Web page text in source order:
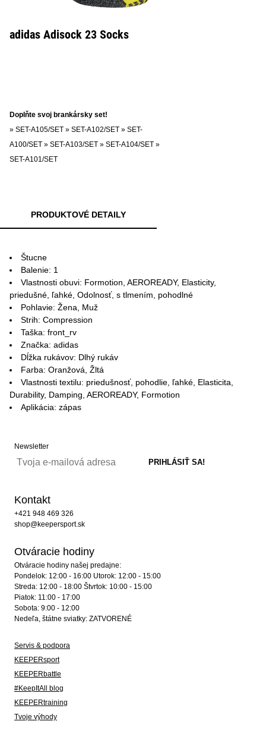
adidas Adisock 23 Socks
Doplňte svoj brankársky set!
» SET-A105/SET » SET-A102/SET » SET-
A100/SET » SET-A103/SET » SET-A104/SET »
SET-A101/SET
PRODUKTOVÉ DETAILY
Štucne
Balenie: 1
Vlastnosti obuvi: Formotion, AEROREADY, Elasticity,
priedušné, ľahké, Odolnosť, s tlmením, pohodlné
Pohlavie: Žena, Muž
Strih: Compression
Taška: front_rv
Značka: adidas
Dĺžka rukávov: Dlhý rukáv
Farba: Oranžová, Žltá
Vlastnosti textilu: priedušnosť, pohodlie, ľahké, Elasticita,
Durability, Damping, AEROREADY, Formotion
Aplikácia: zápas
Newsletter
Kontakt
+421 948 469 326
shop@keepersport.sk
Otváracie hodiny
Otváracie hodiny našej predajne:
Pondelok: 12:00 - 16:00 Utorok: 12:00 - 15:00
Streda: 12:00 - 18:00 Štvrtok: 10:00 - 15:00
Piatok: 11:00 - 17:00
Sobota: 9:00 - 12:00
Nedeľa, štátne sviatky: ZATVORENÉ
Servis & podpora
KEEPERsport
KEEPERbattle
#KeepItAll blog
KEEPERtraining
Tvoje výhody